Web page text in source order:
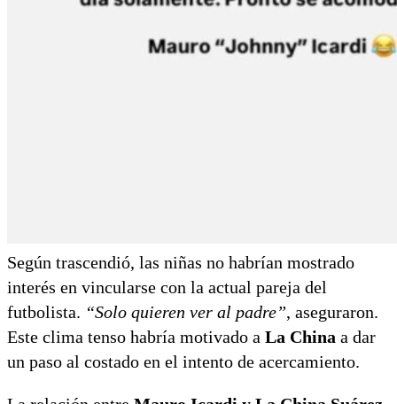
Según trascendió, las niñas no habrían mostrado
interés en vincularse con la actual pareja del
futbolista. “Solo quieren ver al padre”, aseguraron.
Este clima tenso habría motivado a La China a dar
un paso al costado en el intento de acercamiento.